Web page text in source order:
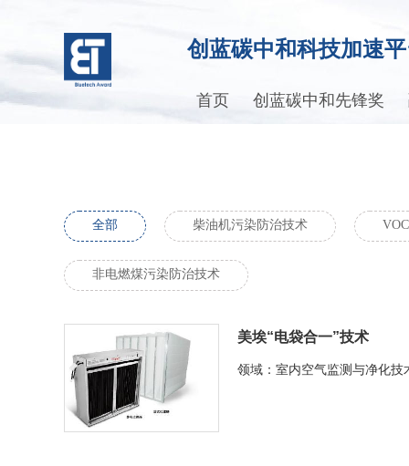
创蓝碳中和科技加速
首页 创蓝碳中和先锋奖
全部 柴油机污染防治技术
非电燃煤污染防治技术
美埃“电袋合一”技术
领域：室内空气监测与净化技